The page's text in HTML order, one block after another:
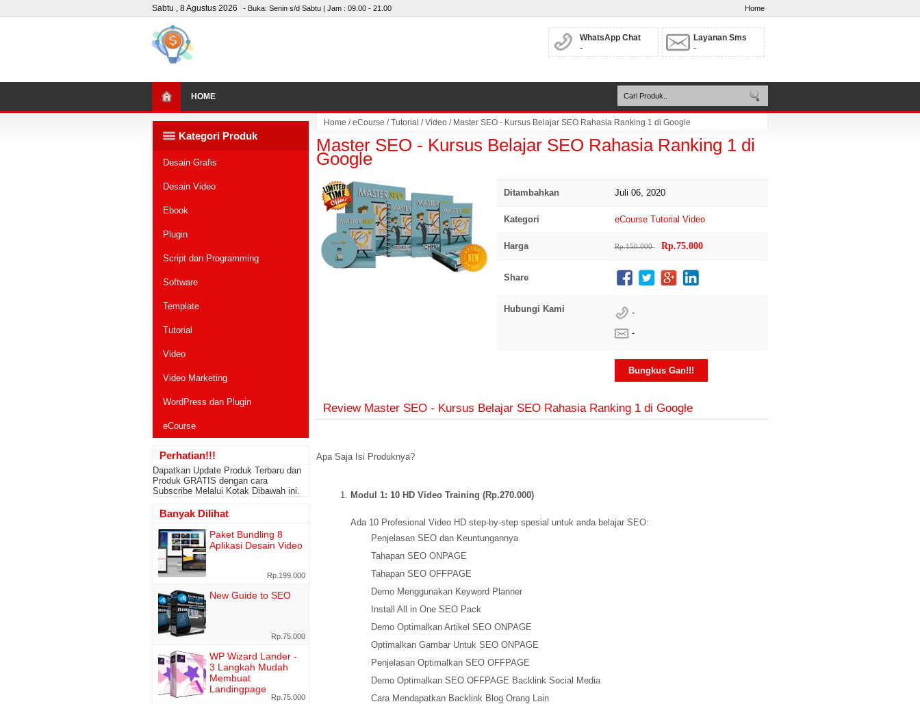
Sabtu , 8 Agustus 2026 - Buka: Senin s/d Sabtu | Jam : 09.00 - 21.00 Home
WhatsApp Chat
-
Layanan Sms
-
HOME
Home /eCourse /Tutorial /Video / Master SEO - Kursus Belajar SEO Rahasia Ranking 1 di Google
Master SEO - Kursus Belajar SEO Rahasia Ranking 1 di
Google
Ditambahkan Juli 06, 2020
Kategori eCourse Tutorial Video
Harga Rp.150.000 Rp.75.000
Share
Hubungi Kami
-
-
Bungkus Gan!!!
Review Master SEO - Kursus Belajar SEO Rahasia Ranking 1 di Google
Apa Saja Isi Produknya?
Modul 1: 10 HD Video Training (Rp.270.000)
Ada 10 Profesional Video HD step-by-step spesial untuk anda belajar SEO:
Penjelasan SEO dan Keuntungannya
Tahapan SEO ONPAGE
Tahapan SEO OFFPAGE
Demo Menggunakan Keyword Planner
Install All in One SEO Pack
Demo Optimalkan Artikel SEO ONPAGE
Optimalkan Gambar Untuk SEO ONPAGE
Penjelasan Optimalkan SEO OFFPAGE
Demo Optimalkan SEO OFFPAGE Backlink Social Media
Cara Mendapatkan Backlink Blog Orang Lain
Kategori Produk
Desain Grafis
Desain Video
Ebook
Plugin
Script dan Programming
Software
Template
Tutorial
Video
Video Marketing
WordPress dan Plugin
eCourse
Perhatian!!!
Dapatkan Update Produk Terbaru dan
Produk GRATIS dengan cara
Subscribe Melalui Kotak Dibawah ini.
Banyak Dilihat
Paket Bundling 8
Aplikasi Desain Video
Rp.199.000
New Guide to SEO
Rp.75.000
WP Wizard Lander -
3 Langkah Mudah
Membuat
Landingpage
Rp.75.000